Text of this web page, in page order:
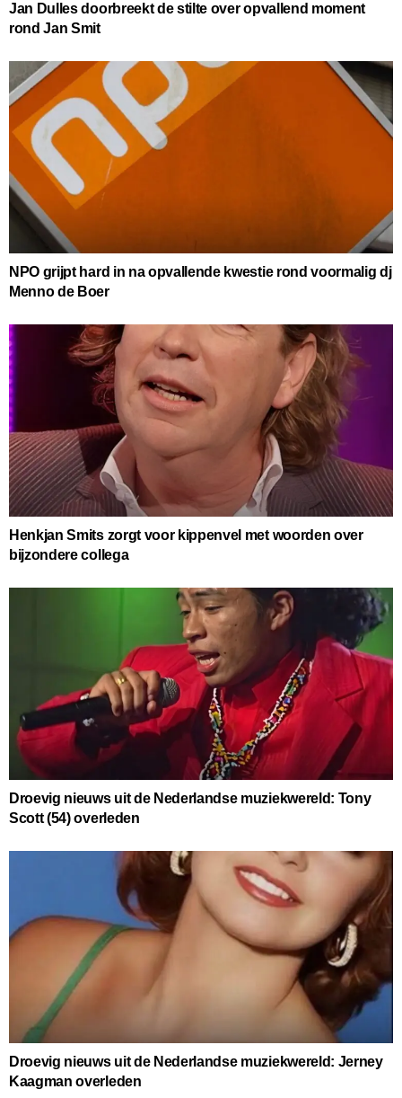
Jan Dulles doorbreekt de stilte over opvallend moment
rond Jan Smit
NPO grijpt hard in na opvallende kwestie rond voormalig dj
Menno de Boer
Henkjan Smits zorgt voor kippenvel met woorden over
bijzondere collega
Droevig nieuws uit de Nederlandse muziekwereld: Tony
Scott (54) overleden
Droevig nieuws uit de Nederlandse muziekwereld: Jerney
Kaagman overleden